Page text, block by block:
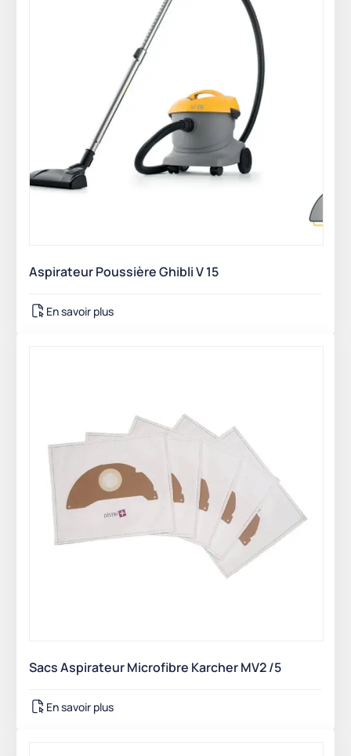
Aspirateur Poussière Ghibli V 15
En savoir plus
Sacs Aspirateur Microfibre Karcher MV2 /5
En savoir plus